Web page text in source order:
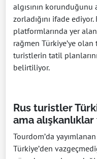
algısının
zorladığını ifade
platformlarında yer
rağmen Türkiye’ye
turistlerin tatil
belirtiliyor.
Rus turistler
ama
Tourdom’da
Türkiye’den